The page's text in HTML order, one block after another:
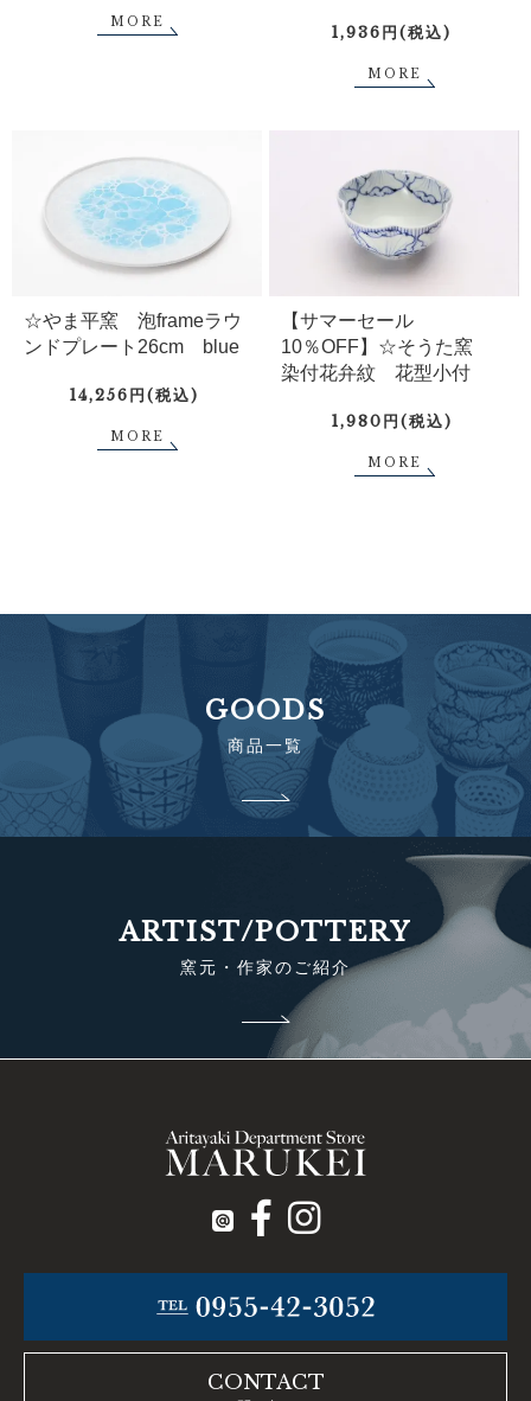
MORE
1,936円(税込)
MORE
☆やま平窯 泡frameラウ
ンドプレート26cm blue
14,256円(税込)
MORE
【サマーセール
10％OFF】☆そうた窯
染付花弁紋 花型小付
1,980円(税込)
MORE
GOODS
商品一覧
ARTIST/POTTERY
窯元・作家のご紹介
CONTACT